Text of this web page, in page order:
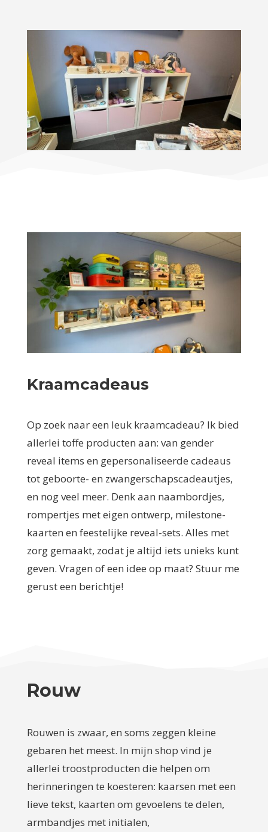
Kraamcadeaus
Op zoek naar een leuk kraamcadeau? Ik bied
allerlei toffe producten aan: van gender
reveal items en gepersonaliseerde cadeaus
tot geboorte- en zwangerschapscadeautjes,
en nog veel meer. Denk aan naambordjes,
rompertjes met eigen ontwerp, milestone-
kaarten en feestelijke reveal-sets. Alles met
zorg gemaakt, zodat je altijd iets unieks kunt
geven. Vragen of een idee op maat? Stuur me
gerust een berichtje!
Rouw
Rouwen is zwaar, en soms zeggen kleine
gebaren het meest. In mijn shop vind je
allerlei troostproducten die helpen om
herinneringen te koesteren: kaarsen met een
lieve tekst, kaarten om gevoelens te delen,
armbandjes met initialen,